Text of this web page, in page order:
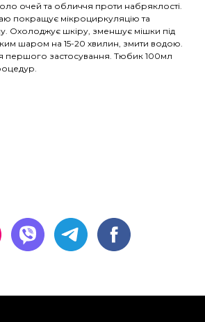
очей та обличчя проти набряклості.
покращує мікроциркуляцію та
Охолоджує шкіру, зменшує мішки під
шаром на 15-20 хвилин, змити водою.
першого застосування. Тюбик 100мл